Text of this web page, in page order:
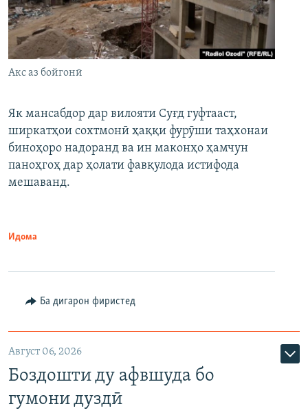
Акс аз бойгонӣ
Як мансабдор дар вилояти Суғд гуфтааст,
ширкатҳои сохтмонӣ ҳаққи фурӯши таҳхонаи
биноҳоро надоранд ва ин маконҳо ҳамчун
паноҳгоҳ дар ҳолати фавқулода истифода
мешаванд.
Идома
Ба дигарон фиристед
Август 06, 2026
Боздошти ду афвшуда бо
гумони дуздӣ